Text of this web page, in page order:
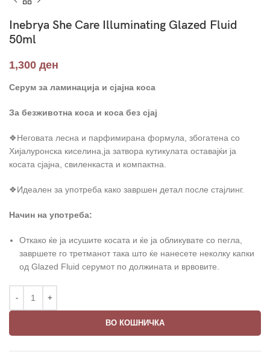
Inebrya She Care Illuminating Glazed Fluid
50ml
1,300 ден
Серум за ламинација и сјајна коса
За безживотна коса и коса без сјај
❖Неговата лесна и парфимирана формула, збогатена со
Хијалуронска киселина,ја затвора кутикулата оставајќи ја
косата сјајна, свиленкаста и компактна.
❖Идеален за употреба како завршен детал после стајлинг.
Начин на употреба:
Откако ќе ја исушите косата и ќе ја обликувате со пегла,
завршете го третманот така што ќе нанесете неколку капки
од Glazed Fluid серумот по должината и врвовите.
ВО КОШНИЧКА